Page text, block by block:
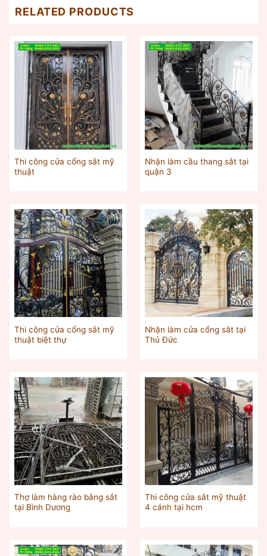
RELATED PRODUCTS
Thi công cửa cổng sắt mỹ
thuật
Nhận làm cầu thang sắt tại
quận 3
Thi công cửa cổng sắt mỹ
thuật biệt thự
Nhận làm cửa cổng sắt tại
Thủ Đức
Thợ làm hàng rào bằng sắt
tại Bình Dương
Thi công cửa sắt mỹ thuật
4 cánh tại hcm